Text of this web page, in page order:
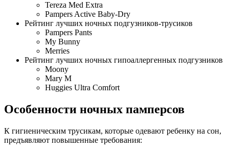
Tereza Med Extra
Pampers Active Baby-Dry
Рейтинг лучших ночных подгузников-трусиков
Pampers Pants
My Bunny
Merries
Рейтинг лучших ночных гипоаллергенных подгузников
Moony
Mary M
Huggies Ultra Comfort
Особенности ночных памперсов
К гигиеническим трусикам, которые одевают ребенку на сон,
предъявляют повышенные требования: